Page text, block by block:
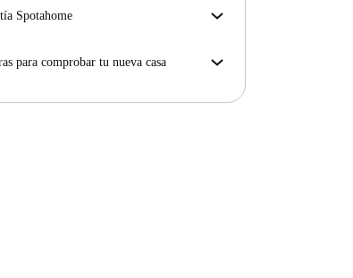
Spotahome
a la fecha de entrada, Spotahome A) te
que encuentres nueva casa o B) te hará
para comprobar tu nueva casa